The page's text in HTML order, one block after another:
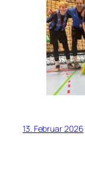
13. Februar 2026